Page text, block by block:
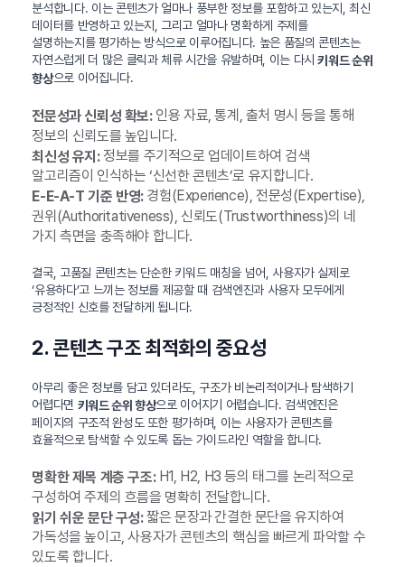
분석합니다. 이는 콘텐츠가 얼마나 풍부한 정보를 포함하고 있는지, 최신
데이터를 반영하고 있는지, 그리고 얼마나 명확하게 주제를
설명하는지를 평가하는 방식으로 이루어집니다. 높은 품질의 콘텐츠는
자연스럽게 더 많은 클릭과 체류 시간을 유발하며, 이는 다시키워드 순위
향상으로 이어집니다.
전문성과 신뢰성 확보:인용 자료, 통계, 출처 명시 등을 통해
정보의 신뢰도를 높입니다.
최신성 유지:정보를 주기적으로 업데이트하여 검색
알고리즘이 인식하는 ‘신선한 콘텐츠’로 유지합니다.
E-E-A-T 기준 반영:경험(Experience), 전문성(Expertise),
권위(Authoritativeness), 신뢰도(Trustworthiness)의 네
가지 측면을 충족해야 합니다.
결국, 고품질 콘텐츠는 단순한 키워드 매칭을 넘어, 사용자가 실제로
‘유용하다’고 느끼는 정보를 제공할 때 검색엔진과 사용자 모두에게
긍정적인 신호를 전달하게 됩니다.
2. 콘텐츠 구조 최적화의 중요성
아무리 좋은 정보를 담고 있더라도, 구조가 비논리적이거나 탐색하기
어렵다면 키워드 순위 향상으로 이어지기 어렵습니다. 검색엔진은
페이지의 구조적 완성도 또한 평가하며, 이는 사용자가 콘텐츠를
효율적으로 탐색할 수 있도록 돕는 가이드라인 역할을 합니다.
명확한 제목 계층 구조:H1, H2, H3 등의 태그를 논리적으로
구성하여 주제의 흐름을 명확히 전달합니다.
읽기 쉬운 문단 구성:짧은 문장과 간결한 문단을 유지하여
가독성을 높이고, 사용자가 콘텐츠의 핵심을 빠르게 파악할 수
있도록 합니다.